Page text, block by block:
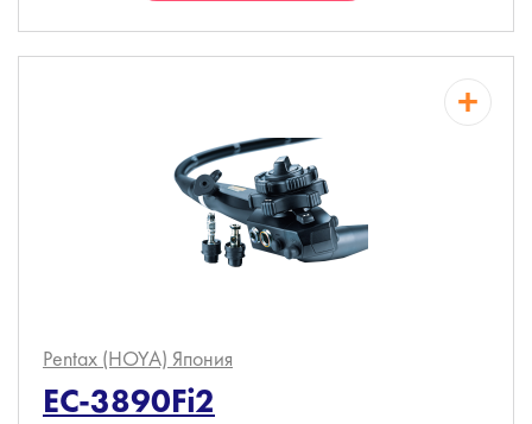
Pentax (HOYA) Япония
EC-3890Fi2